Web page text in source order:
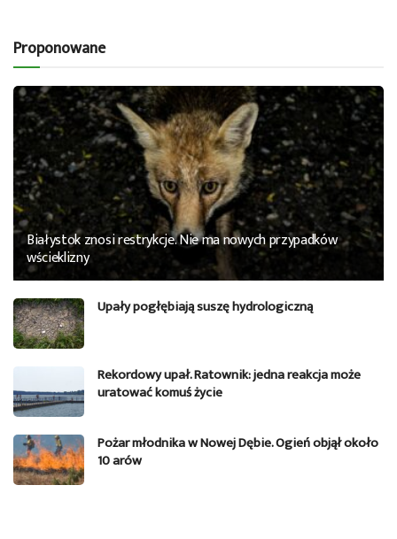
Proponowane
Białystok znosi restrykcje. Nie ma nowych przypadków
wścieklizny
Upały pogłębiają suszę hydrologiczną
Rekordowy upał. Ratownik: jedna reakcja może
uratować komuś życie
Pożar młodnika w Nowej Dębie. Ogień objął około
10 arów